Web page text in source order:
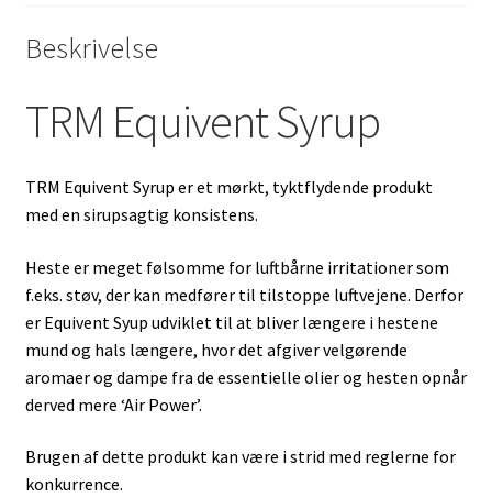
Beskrivelse
TRM Equivent Syrup
TRM Equivent Syrup er et mørkt, tyktflydende produkt
med en sirupsagtig konsistens.
Heste er meget følsomme for luftbårne irritationer som
f.eks. støv, der kan medfører til tilstoppe luftvejene. Derfor
er Equivent Syup udviklet til at bliver længere i hestene
mund og hals længere, hvor det afgiver velgørende
aromaer og dampe fra de essentielle olier og hesten opnår
derved mere ‘Air Power’.
Brugen af dette produkt kan være i strid med reglerne for
konkurrence.